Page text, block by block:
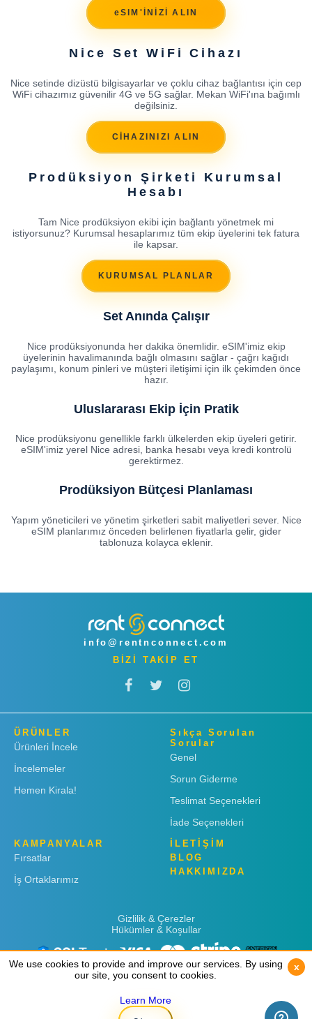
eSIM'İNİZİ ALIN
Nice Set WiFi Cihazı
Nice setinde dizüstü bilgisayarlar ve çoklu cihaz bağlantısı için cep
WiFi cihazımız güvenilir 4G ve 5G sağlar. Mekan WiFi'ına bağımlı
değilsiniz.
CİHAZINIZI ALIN
Prodüksiyon Şirketi Kurumsal
Hesabı
Tam Nice prodüksiyon ekibi için bağlantı yönetmek mi
istiyorsunuz? Kurumsal hesaplarımız tüm ekip üyelerini tek fatura
ile kapsar.
KURUMSAL PLANLAR
Set Anında Çalışır
Nice prodüksiyonunda her dakika önemlidir. eSIM'imiz ekip
üyelerinin havalimanında bağlı olmasını sağlar - çağrı kağıdı
paylaşımı, konum pinleri ve müşteri iletişimi için ilk çekimden önce
hazır.
Uluslararası Ekip İçin Pratik
Nice prodüksiyonu genellikle farklı ülkelerden ekip üyeleri getirir.
eSIM'imiz yerel Nice adresi, banka hesabı veya kredi kontrolü
gerektirmez.
Prodüksiyon Bütçesi Planlaması
Yapım yöneticileri ve yönetim şirketleri sabit maliyetleri sever. Nice
eSIM planlarımız önceden belirlenen fiyatlarla gelir, gider
tablonuza kolayca eklenir.
info@rentnconnect.com
BİZİ TAKİP ET
ÜRÜNLER
Ürünleri İncele
İncelemeler
Hemen Kirala!
Sıkça Sorulan
Sorular
Genel
Sorun Giderme
Teslimat Seçenekleri
İade Seçenekleri
KAMPANYALAR
Fırsatlar
İş Ortaklarımız
İLETİŞİM
BLOG
HAKKIMIZDA
Gizlilik & Çerezler
Hükümler & Koşullar
Copyright © 2019 Rent 'n Connect
We use cookies to provide and improve our services. By using
our site, you consent to cookies.
Learn More
x
We use cookies to provide and improve our services. By using
our site, you consent to cookies.
Learn More
x